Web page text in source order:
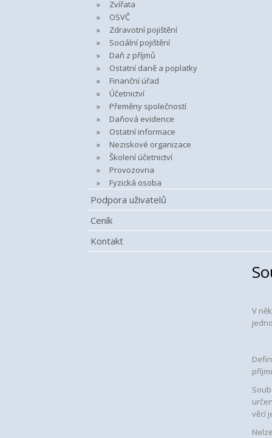
Zvířata
OSVČ
Zdravotní pojištění
Sociální pojištění
Daň z příjmů
Ostatní daně a poplatky
Finanční úřad
Účetnictví
Přeměny společností
Daňová evidence
Ostatní informace
Neziskové organizace
Školení účetnictví
Provozovna
Fyzická osoba
Podpora uživatelů
Ceník
Kontakt
V
věcí